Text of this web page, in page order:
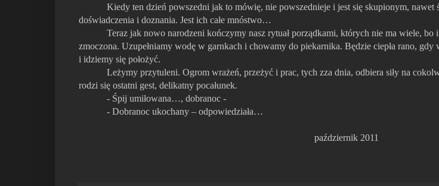
Kiedy ten dzień powszedni jak to mówię, nie powszednieje i jest się skupionym, nawet
doświadczenia i doznania. Jest ich całe mnóstwo…
Teraz jak nowo narodzeni kończymy nasz rytuał porządkami, których nie ma wiele, bo
zmoczona. Uzupełniamy wodę w garnkach i chowamy do piekarnika. Będzie ciepła rano, gdy
i idziemy się położyć.
Leżymy przytuleni. Ogrom wrażeń, przeżyć i prac, tych zza dnia, odbiera siły na
rodzi się ostatni gest, delikatny pocałunek.
- Śpij umiłowana…, dobranoc -
- Dobranoc ukochany – odpowiedziała…
październik 2011